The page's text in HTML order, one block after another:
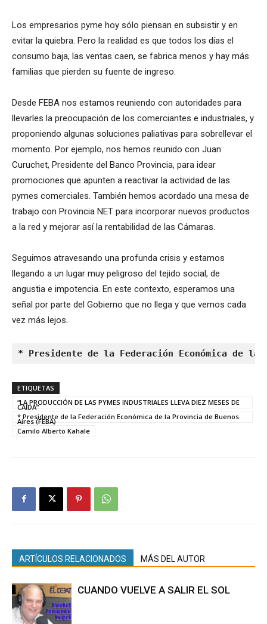
Los empresarios pyme hoy sólo piensan en subsistir y en
evitar la quiebra. Pero la realidad es que todos los días el
consumo baja, las ventas caen, se fabrica menos y hay más
familias que pierden su fuente de ingreso.
Desde FEBA nos estamos reuniendo con autoridades para
llevarles la preocupación de los comerciantes e industriales, y
proponiendo algunas soluciones paliativas para sobrellevar el
momento. Por ejemplo, nos hemos reunido con Juan
Curuchet, Presidente del Banco Provincia, para idear
promociones que apunten a reactivar la actividad de las
pymes comerciales. También hemos acordado una mesa de
trabajo con Provincia NET para incorporar nuevos productos
a la red y mejorar así la rentabilidad de las Cámaras.
Seguimos atravesando una profunda crisis y estamos
llegando a un lugar muy peligroso del tejido social, de
angustia e impotencia. En este contexto, esperamos una
señal por parte del Gobierno que no llega y que vemos cada
vez más lejos.
* Presidente de la Federación Económica de la
ETIQUETAS
“LA PRODUCCIÓN DE LAS PYMES INDUSTRIALES LLEVA DIEZ MESES DE
CAÍDA”
* Presidente de la Federación Económica de la Provincia de Buenos
Aires (FEBA)
Camilo Alberto Kahale
ARTÍCULOS RELACIONADOS MÁS DEL AUTOR
CUANDO VUELVE A SALIR EL SOL